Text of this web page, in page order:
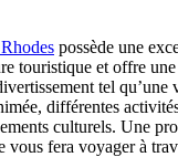
possède une
touristique et offre
tel qu’une
différentes
culturels. Une
vous fera voyager à